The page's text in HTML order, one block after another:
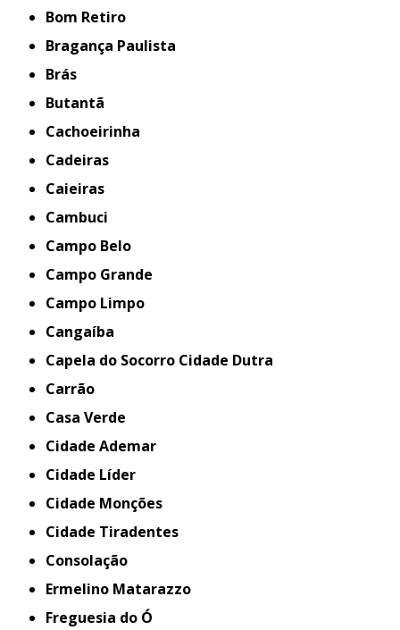
Bom Retiro
Bragança Paulista
Brás
Butantã
Cachoeirinha
Cadeiras
Caieiras
Cambuci
Campo Belo
Campo Grande
Campo Limpo
Cangaíba
Capela do Socorro Cidade Dutra
Carrão
Casa Verde
Cidade Ademar
Cidade Líder
Cidade Monções
Cidade Tiradentes
Consolação
Ermelino Matarazzo
Freguesia do Ó